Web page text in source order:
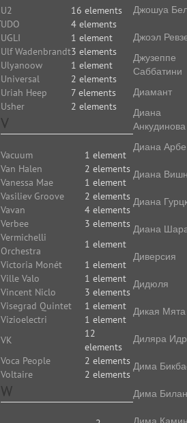
U2
16 elements
UDO
4 elements
UGLI
1 element
Ulf Wadenbrandt3 elements
Ulyanoow
1 element
Universal
2 elements
Uriah Heep
7 elements
Usher
2 elements
V
Vacuum
1 element
Van Halen
2 elements
Vanessa Mae
1 element
Vasiliev Groove
2 elements
Vavan
4 elements
Verbee
3 elements
Vermichelli
Orchestra
1 element
Victoria Monét
1 element
Ville Valo
1 element
Vincent Niclo
3 elements
Visegrad Quintet
1 element
Vizioelectri
1 element
VK
12
elements
Voca People
2 elements
Voltaire
2 elements
W
Джошуа
Джоэл
Джузеппе
Саббатини
Диамант
Диана
Анкудинова
Диана
Диана
Диана
Диана
Диверсия
Дидюля
Дикая Мята
Диляра
Дима
Дима Билан